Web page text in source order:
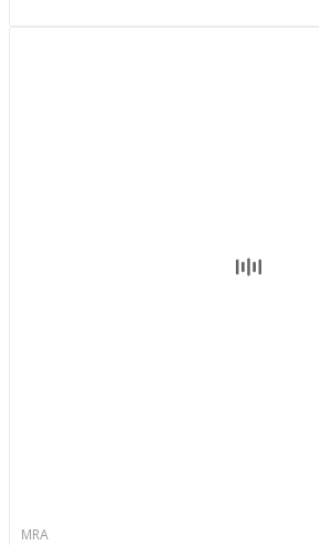
MRA